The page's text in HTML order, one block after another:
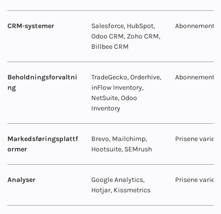
CRM-systemer
Salesforce, HubSpot,
Odoo CRM, Zoho CRM,
Billbee CRM
Beholdningsforvaltni
ng
TradeGecko, Orderhive,
inFlow Inventory,
NetSuite, Odoo
Inventory
Markedsføringsplattf
ormer
Brevo, Mailchimp,
Hootsuite, SEMrush
Prisene
Analyser
Google Analytics,
Hotjar, Kissmetrics
Prisene